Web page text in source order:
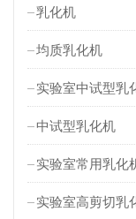
乳化机
均质乳化机
实验室中试型乳
中试型乳化机
实验室常用乳化
实验室高剪切乳